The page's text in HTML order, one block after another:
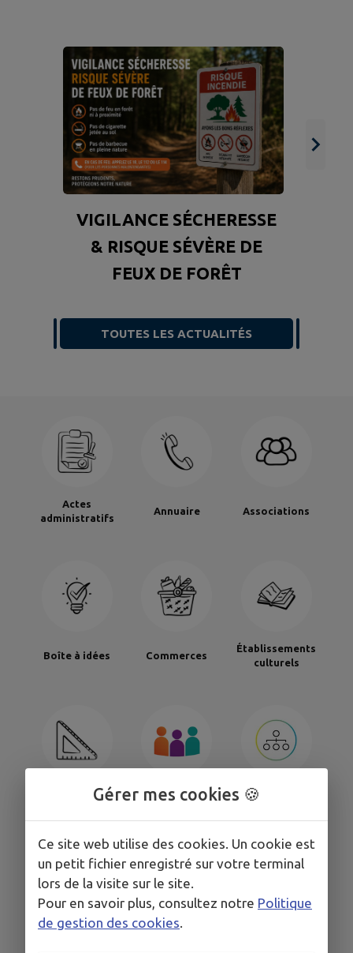
VIGILANCE SÉCHERESSE
& RISQUE SÉVÈRE DE
FEUX DE FORÊT
TOUTES LES ACTUALITÉS
Actes
administratifs
Annuaire Associations
Boîte à idées Commerces
Établissements
culturels
Établissements
Les élus
Organigramme
Gérer mes cookies 🍪
Ce site web utilise des cookies. Un cookie est
un petit fichier enregistré sur votre terminal
lors de la visite sur le site.
Pour en savoir plus, consultez notre Politique
de gestion des cookies.